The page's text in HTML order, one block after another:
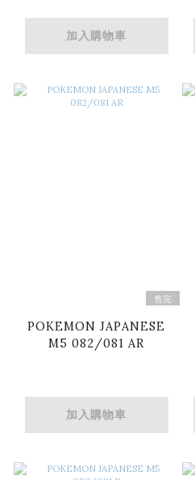
加入購物車
售完
POKEMON JAPANESE
M5 082/081 AR
加入購物車